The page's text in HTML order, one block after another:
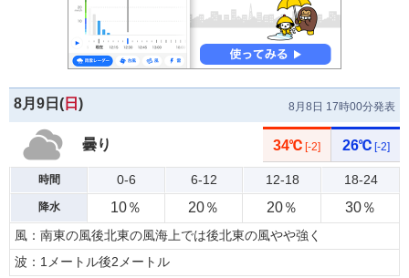
8月9日( 日 ) 8月8日 17時00分発表
曇り 34℃ [-2] 26℃ [-2]
時間 0-6 6-12 12-18 18-24
降水 10％ 20％ 20％ 30％
風：南東の風後北東の風海上では後北東の風やや強く
波：1メートル後2メートル